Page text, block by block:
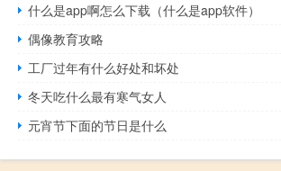
什么是app啊怎么下载（什么是app软件）
偶像教育攻略
工厂过年有什么好处和坏处
冬天吃什么最有寒气女人
元宵节下面的节日是什么